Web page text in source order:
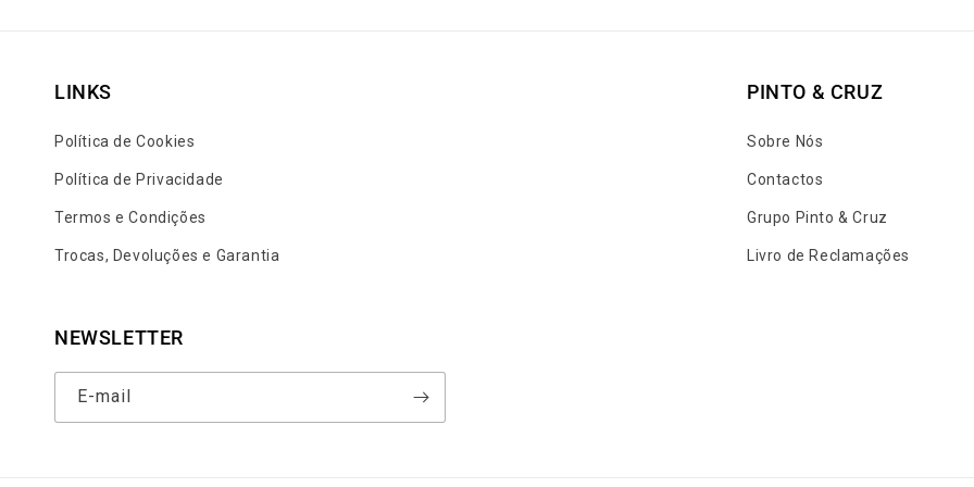
LINKS
Política de Cookies
Política de Privacidade
Termos e Condições
Trocas, Devoluções e Garantia
PINTO & CRUZ
Sobre Nós
Contactos
Grupo Pinto & Cruz
Livro de Reclamações
NEWSLETTER
E-mail